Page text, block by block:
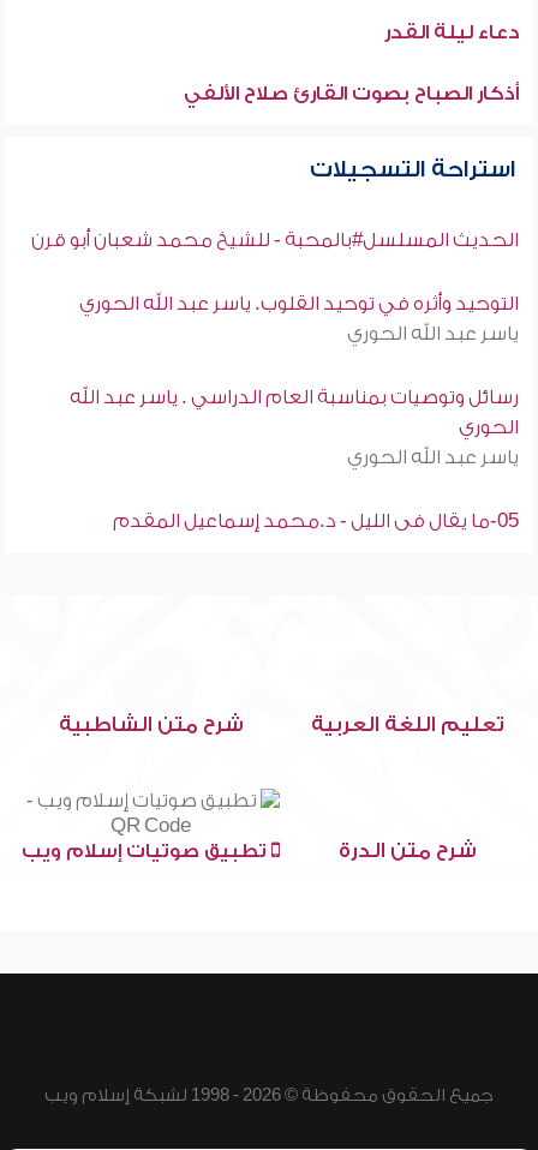
دعاء ليلة القدر
أذكار الصباح بصوت القارئ صلاح الألفي
استراحة التسجيلات
الحديث المسلسل#بالمحبة - للشيخ محمد شعبان أبو قرن
التوحيد وأثره في توحيد القلوب. ياسر عبد الله الحوري
ياسر عبد الله الحوري
رسائل وتوصيات بمناسبة العام الدراسي . ياسر عبد الله
الحوري
ياسر عبد الله الحوري
05-ما يقال فى الليل - د.محمد إسماعيل المقدم
تعليم اللغة العربية شرح متن الشاطبية
شرح متن الدرة تطبيق صوتيات إسلام ويب
جميع الحقوق محفوظة © 2026 - 1998 لشبكة إسلام ويب